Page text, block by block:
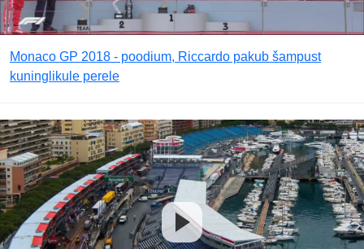
Monaco GP 2018 - poodium, Riccardo pakub šampust
kuninglikule perele